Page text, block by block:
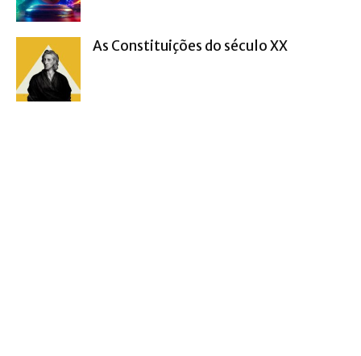
As Constituições do século XX